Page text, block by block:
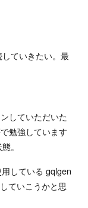
ていきたい。最
していただいた
勉強しています
。
している gqlgen
ていこうかと思